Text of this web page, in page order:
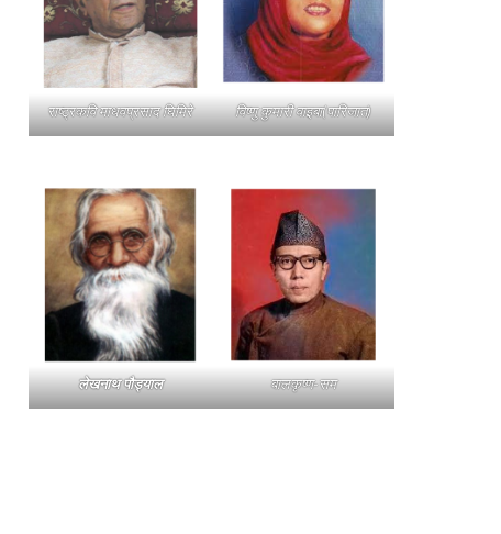
राष्ट्रकवि माधवप्रसाद घिमिरे विष्णु कुमारी वाइबा(पारिजात)
लेखनाथ पौड्याल बालकृष्ण-सम